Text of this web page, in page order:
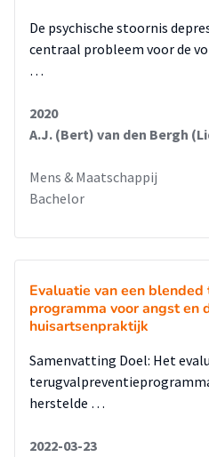
relevantie voor de praktijk.
De psychische stoornis
centraal probleem voor de
…
2020
A.J. (Bert) van den Bergh
Mens & Maatschappij
Bachelor
Evaluatie van een
programma voor angst en
huisartsenpraktijk
Samenvatting Doel: Het
herstelde …
2022-03-23